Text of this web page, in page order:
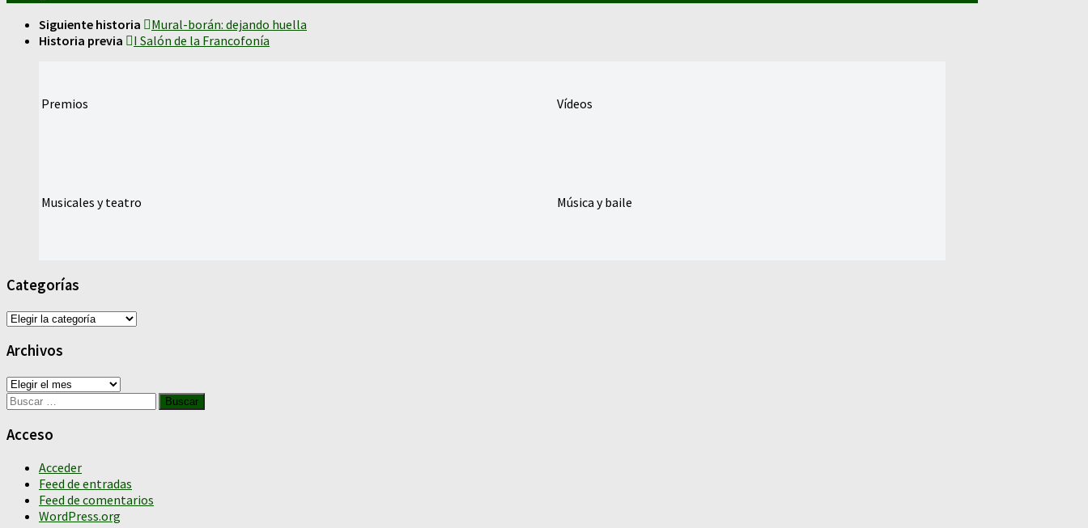
Siguiente historia
Mural-borán: dejando huella
Historia previa
I Salón de la Francofonía
Premios Vídeos
Musicales y teatro Música y baile
Categorías
Categorías
Archivos
Archivos
Buscar:
Acceso
Acceder
Feed de entradas
Feed de comentarios
WordPress.org